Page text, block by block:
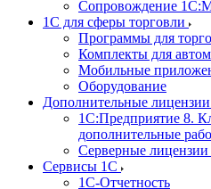
Сопровождение
1С для сферы торговли
Программы для
Комплекты для
Мобильные
Оборудование
Дополнительные
1С:Предприятие 8.
дополнительные
Серверные
Сервисы 1С
1С-Отчетность